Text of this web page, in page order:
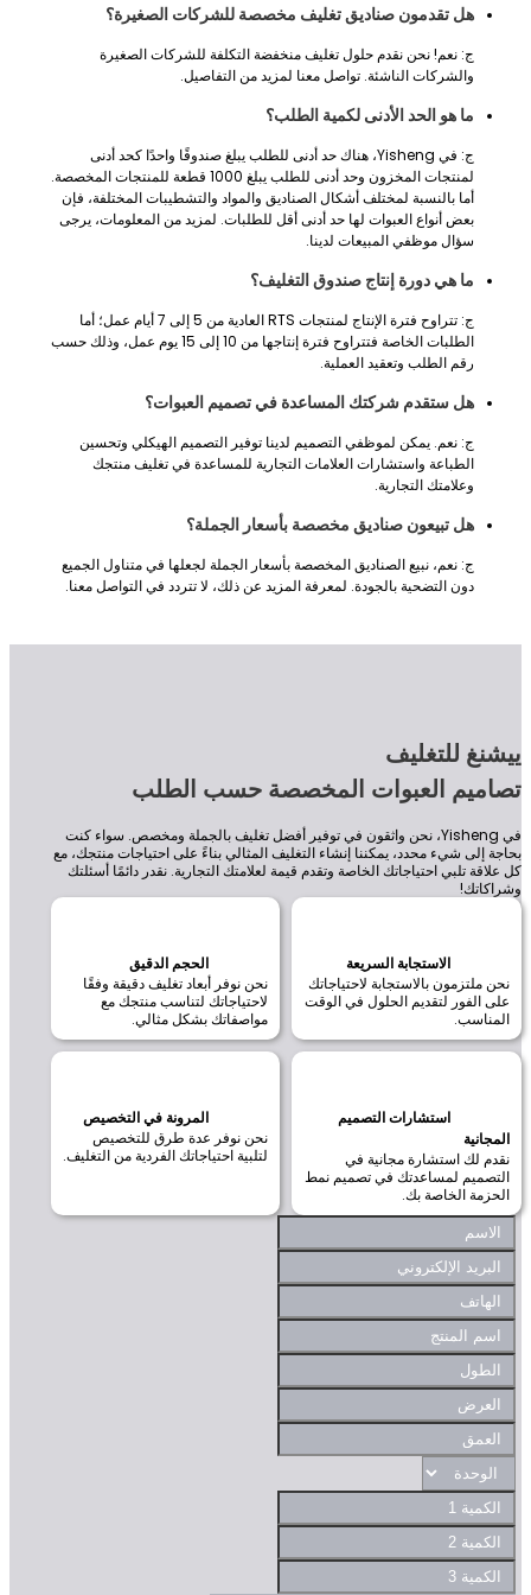
هل تقدمون صناديق تغليف مخصصة للشركات الصغيرة؟
ج: نعم! نحن نقدم حلول تغليف منخفضة التكلفة للشركات الصغيرة
والشركات الناشئة. تواصل معنا لمزيد من التفاصيل.
ما هو الحد الأدنى لكمية الطلب؟
ج: في Yisheng، هناك حد أدنى للطلب يبلغ صندوقًا واحدًا كحد أدنى
لمنتجات المخزون وحد أدنى للطلب يبلغ 1000 قطعة للمنتجات المخصصة.
أما بالنسبة لمختلف أشكال الصناديق والمواد والتشطيبات المختلفة، فإن
بعض أنواع العبوات لها حد أدنى أقل للطلبات. لمزيد من المعلومات، يرجى
سؤال موظفي المبيعات لدينا.
ما هي دورة إنتاج صندوق التغليف؟
ج: تتراوح فترة الإنتاج لمنتجات RTS العادية من 5 إلى 7 أيام عمل؛ أما
الطلبات الخاصة فتتراوح فترة إنتاجها من 10 إلى 15 يوم عمل، وذلك حسب
رقم الطلب وتعقيد العملية.
هل ستقدم شركتك المساعدة في تصميم العبوات؟
ج: نعم. يمكن لموظفي التصميم لدينا توفير التصميم الهيكلي وتحسين
الطباعة واستشارات العلامات التجارية للمساعدة في تغليف منتجك
وعلامتك التجارية.
هل تبيعون صناديق مخصصة بأسعار الجملة؟
ج: نعم، نبيع الصناديق المخصصة بأسعار الجملة لجعلها في متناول الجميع
دون التضحية بالجودة. لمعرفة المزيد عن ذلك، لا تتردد في التواصل معنا.
للتغليف
العبوات المخصصة حسب الطلب
في Yisheng، نحن واثقون في توفير أفضل تغليف بالجملة ومخصص. سواء كنت
إلى شيء محدد، يمكننا إنشاء التغليف المثالي بناءً على احتياجات منتجك، مع
تلبي احتياجاتك الخاصة وتقدم قيمة لعلامتك التجارية. نقدر دائمًا أسئلتك
الاستجابة السريعة
بالاستجابة لاحتياجاتك
الفور لتقديم الحلول في الوقت
الحجم الدقيق
نحن نوفر أبعاد تغليف دقيقة وفقًا
لاحتياجاتك لتناسب منتجك مع
مواصفاتك بشكل مثالي.
استشارات التصميم
لك استشارة مجانية في
لمساعدتك في تصميم نمط
الخاصة بك.
المرونة في التخصيص
نحن نوفر عدة طرق للتخصيص
لتلبية احتياجاتك الفردية من التغليف.